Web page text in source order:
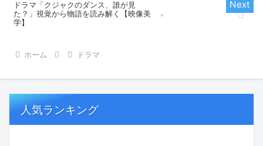
ドラマ「クジャクのダンス、誰が見
た？」視覚から物語を読み解く【映像美
学】
ホーム ドラマ
人気ランキング